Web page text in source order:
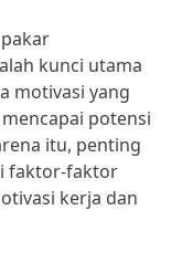
kunci utama
motivasi yang
potensi
itu, penting
faktor-faktor
kerja dan